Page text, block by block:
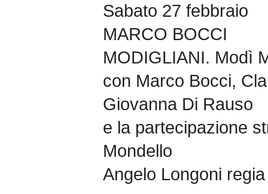
Sabato 27 febbraio
MARCO BOCCI
MODIGLIANI. Modì
con Marco Bocci,
Giovanna Di Rauso
e la partecipazione
Mondello
Angelo Longoni regia